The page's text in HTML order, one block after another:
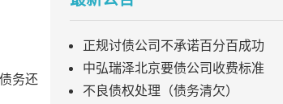
务还
正规讨债公司不承诺百分百成功
中弘瑞泽北京要债公司收费标准
不良债权处理（债务清欠）